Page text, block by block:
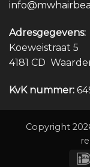
Adresgegevens:
Koeweistraat 5
4181 CD
KvK nummer:
Copyright